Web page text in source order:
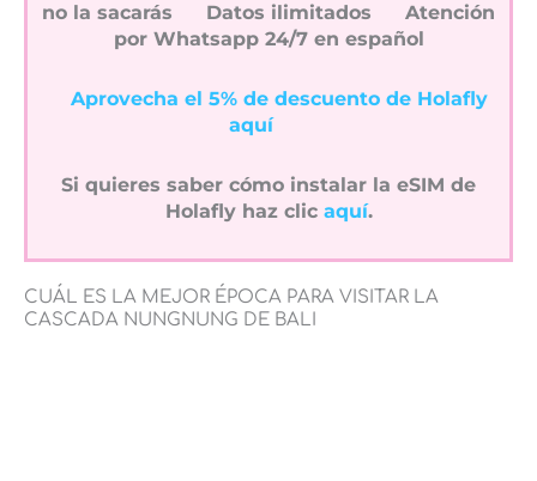
no la sacarás
Datos ilimitados
Atención
por Whatsapp 24/7 en español
Aprovecha el 5% de descuento de Holafly
aquí
Si quieres saber cómo instalar la eSIM de
Holafly haz clic aquí.
CUÁL ES LA MEJOR ÉPOCA PARA VISITAR LA
CASCADA NUNGNUNG DE BALI